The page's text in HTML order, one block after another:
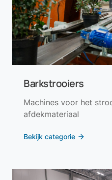
Barkstrooiers
Machines voor het
afdekmateriaal
Bekijk categorie